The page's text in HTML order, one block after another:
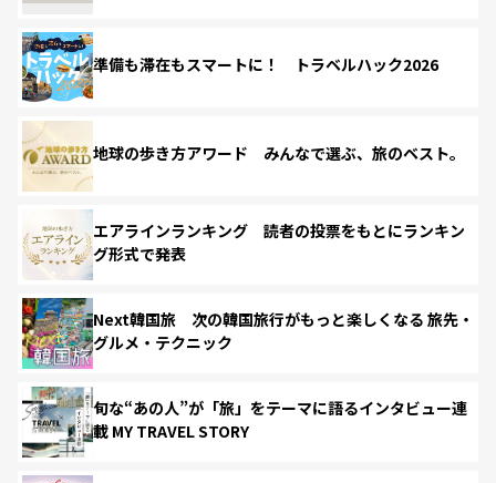
準備も滞在もスマートに！ トラベルハック2026
地球の歩き方アワード みんなで選ぶ、旅のベスト。
エアラインランキング 読者の投票をもとにランキン
グ形式で発表
Next韓国旅 次の韓国旅行がもっと楽しくなる 旅先・
グルメ・テクニック
旬な“あの人”が「旅」をテーマに語るインタビュー連
載 MY TRAVEL STORY